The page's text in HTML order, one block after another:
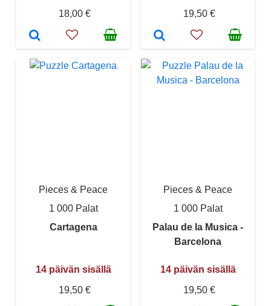
18,00 €
19,50 €
Pieces & Peace
1 000 Palat
Cartagena
14 päivän sisällä
19,50 €
Pieces & Peace
1 000 Palat
Palau de la Musica -
Barcelona
14 päivän sisällä
19,50 €